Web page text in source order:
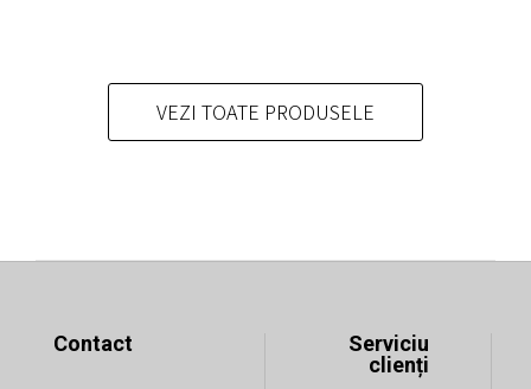
pot
pot
VEZI TOATE PRODUSELE
Contact
Serviciu
clienți